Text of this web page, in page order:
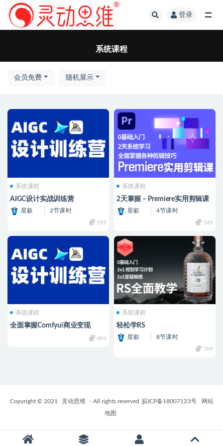
登录
系统课程
会员免费 随机展示
系统课程
AIGC设计实战训练营
星叡
2节课时
199
系统课程
2天掌握 – Premiere实用剪辑课
星叡
4节课时
149
系统课程
全面掌握Comfyui商业变现
499
系统课程
轻松学RS
星叡
8节课时
799
Copyright © 2021 灵动思维 - All rights reserved 皖ICP备18007123号
网站
地图
系统课程